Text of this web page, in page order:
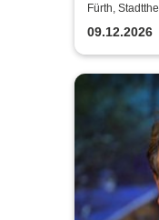
Fürth,
09.12.2026